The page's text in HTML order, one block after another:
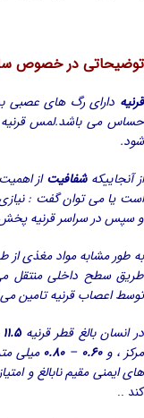
توضیحاتی در خصوص
قرنیه دارای رگ های عصبی
حساس می باشد.لمس قرنیه
شود.
از آنجاییکهشفافیتاز
است یا می توان گفت :
و سپس در سراسر قرنیه پخش
به طور مشابه مواد مغذی از
طریق سطح داخلی منتقل
توسط اعصاب قرنیه تامین
در انسان بالغ قطر قرنیه۱۱.۵
مرکز ، و۰.۶۰ –۰.۸۰میلی
های ایمنی مقیم نابالغ و
کند ..